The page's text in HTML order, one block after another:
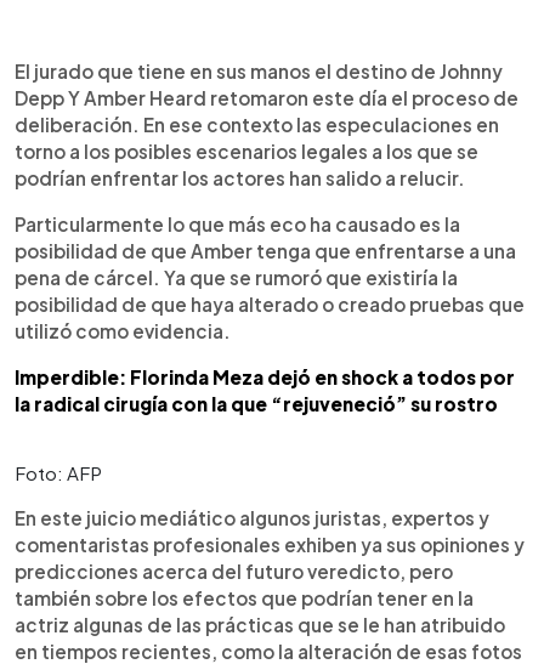
► Escuchar artículo
El jurado que tiene en sus manos el destino de Johnny
Depp Y Amber Heard retomaron este día el proceso de
deliberación. En ese contexto las especulaciones en
torno a los posibles escenarios legales a los que se
podrían enfrentar los actores han salido a relucir.
Particularmente lo que más eco ha causado es la
posibilidad de que Amber tenga que enfrentarse a una
pena de cárcel. Ya que se rumoró que existiría la
posibilidad de que haya alterado o creado pruebas que
utilizó como evidencia.
Imperdible: Florinda Meza dejó en shock a todos por
la radical cirugía con la que “rejuveneció” su rostro
Foto: AFP
En este juicio mediático algunos juristas, expertos y
comentaristas profesionales exhiben ya sus opiniones y
predicciones acerca del futuro veredicto, pero
también sobre los efectos que podrían tener en la
actriz algunas de las prácticas que se le han atribuido
en tiempos recientes, como la alteración de esas fotos